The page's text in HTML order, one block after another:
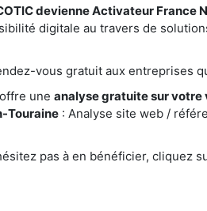
devienne Activateur France
digitale au travers de
vous gratuit aux entreprises
une analyse gratuite sur
Touraine: Analyse site web /
pas à en bénéficier, cliquez